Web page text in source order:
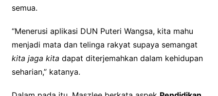
semua.
“Menerusi aplikasi DUN Puteri Wangsa, kita mahu
menjadi mata dan telinga rakyat supaya semangat
kita jaga kita dapat diterjemahkan dalam kehidupan
seharian,” katanya.